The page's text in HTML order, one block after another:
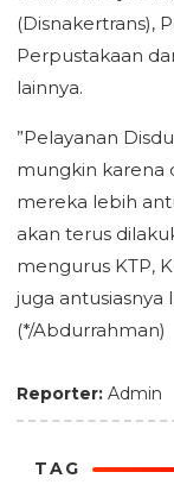
(Disnakertrans),
Perpustakaan
lainnya.
”Pelayanan
mungkin karena
mereka lebih
akan terus
mengurus KTP,
juga antusiasnya
(*/Abdurrahman)
Reporter: Admin
TAG